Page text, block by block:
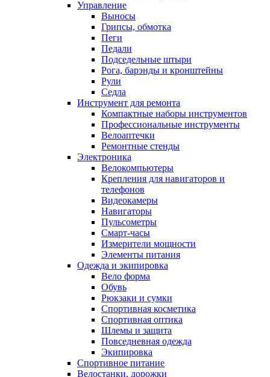
Управление
Выносы
Грипсы, обмотка
Пеги
Педали
Подседельные штыри
Рога, барэнды и кронштейны
Рули
Седла
Инструмент для ремонта
Компактные наборы инструментов
Профессиональные инструменты
Велоаптечки
Ремонтные стенды
Электроника
Велокомпьютеры
Крепления для навигаторов и
телефонов
Видеокамеры
Навигаторы
Пульсометры
Смарт-часы
Измерители мощности
Элементы питания
Одежда и экипировка
Вело форма
Обувь
Рюкзаки и сумки
Спортивная косметика
Спортивная оптика
Шлемы и защита
Повседневная одежда
Экипировка
Спортивное питание
Велостанки, дорожки